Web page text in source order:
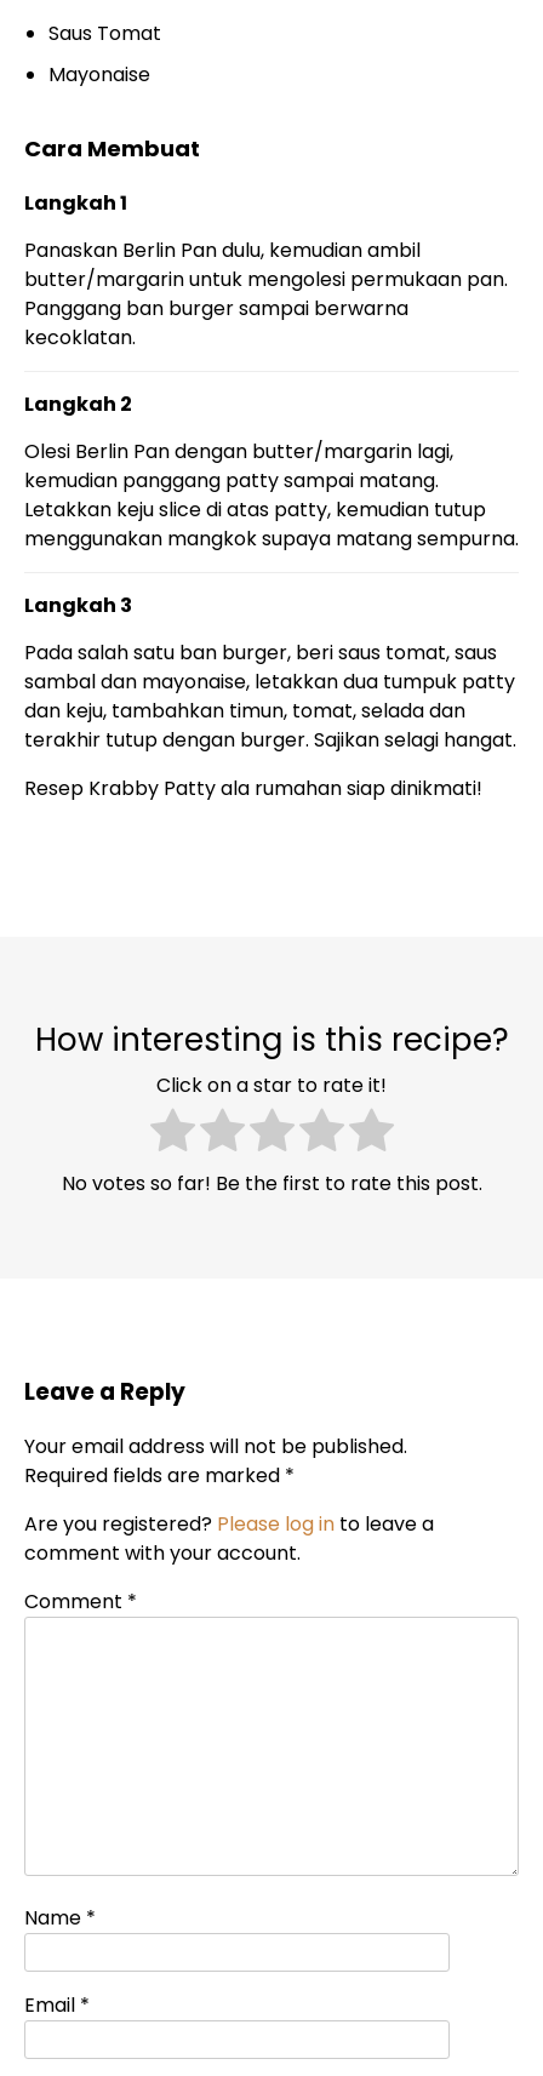
Saus Tomat
Mayonaise
Cara Membuat
Langkah 1
Panaskan Berlin Pan dulu, kemudian ambil
butter/margarin untuk mengolesi permukaan pan.
Panggang ban burger sampai berwarna
kecoklatan.
Langkah 2
Olesi Berlin Pan dengan butter/margarin lagi,
kemudian panggang patty sampai matang.
Letakkan keju slice di atas patty, kemudian tutup
menggunakan mangkok supaya matang sempurna.
Langkah 3
Pada salah satu ban burger, beri saus tomat, saus
sambal dan mayonaise, letakkan dua tumpuk patty
dan keju, tambahkan timun, tomat, selada dan
terakhir tutup dengan burger. Sajikan selagi hangat.
Resep Krabby Patty ala rumahan siap dinikmati!
How interesting is this recipe?
Click on a star to rate it!
No votes so far! Be the first to rate this post.
Leave a Reply
Your email address will not be published.
Required fields are marked *
Are you registered? Please log in to leave a
comment with your account.
Comment *
Name *
Email *